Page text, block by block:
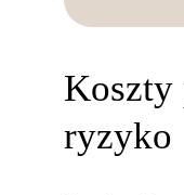
Koszty
ryzyko